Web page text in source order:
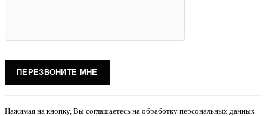
Нажимая на кнопку, Вы соглашаетесь на обработку персональных данных